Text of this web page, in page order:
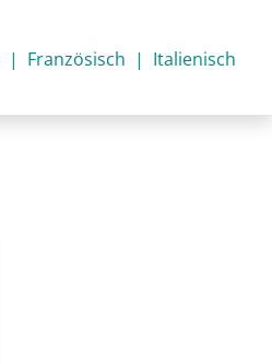
Französisch Italienisch